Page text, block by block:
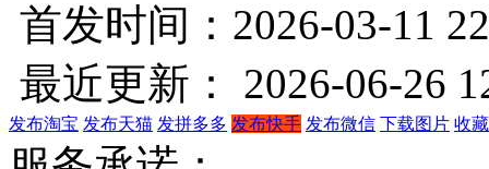
首发时间：2026-03-11
最近更新： 2026-06-26
发布淘宝 发布天猫 发拼多多 发布快手 发布微信 下载图片 收